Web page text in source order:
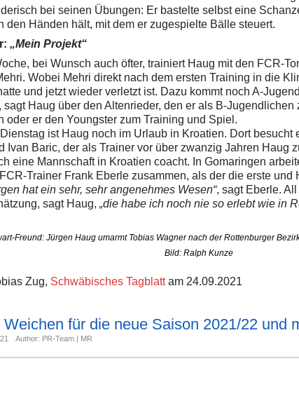
bei seinen Übungen: Er bastelte selbst eine
den Händen hält, mit dem er zugespielte Bälle steuert.
„Mein Projekt“
bei Wunsch auch öfter, trainiert Haug mit den FCR-
Wobei Mehri direkt nach dem ersten Training in die
und jetzt wieder verletzt ist. Dazu kommt noch A-
sagt Haug über den Altenrieder, den er als B-
oder er den Youngster zum Training und Spiel.
ist Haug noch im Urlaub in Kroatien. Dort besucht
Ivan Baric, der als Trainer vor über zwanzig Jahren Haug
eine Mannschaft in Kroatien coacht. In Gomaringen
Trainer Frank Eberle zusammen, als der die erste und
hat ein sehr, sehr angenehmes Wesen“, sagt Eberle.
sagt Haug, „die habe ich noch nie so erlebt wie in
Freund: Jürgen Haug umarmt Tobias Wagner nach der Rottenburger
Bild: Ralph Kunze
Zug, Schwäbisches Tagblattam 24.09.2021
für die neue Saison 2021/22 und
Author: PR-Team | MR